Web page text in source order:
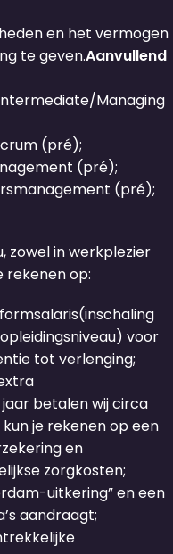
en het vermogen
te geven.Aanvullend
Managing
(pré);
(pré);
(pré);
zowel in werkplezier
rekenen op:
voor
tot verlenging;
jaar betalen wij circa
je rekenen op een
en
zorgkosten;
uitkering” en een
aandraagt;